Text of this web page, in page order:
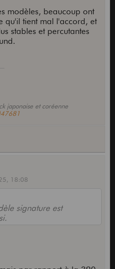
modèles, beaucoup ont
qu'il tient mal l'accord, et
stables et percutantes
japonaise et coréenne
18:08
signature est